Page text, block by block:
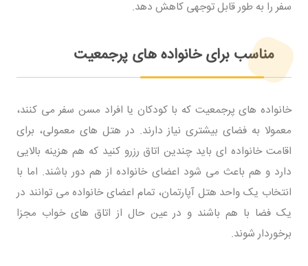
سفر را به طور قابل توجهی کاهش دهد.
مناسب برای خانواده های پرجمعیت
خانواده های پرجمعیت که با کودکان یا افراد مسن سفر می کنند،
معمولا به فضای بیشتری نیاز دارند. در هتل های معمولی، برای
اقامت خانواده ای باید چندین اتاق رزرو کنید که هم هزینه بالایی
دارد و هم باعث می شود اعضای خانواده از هم دور باشند. اما با
انتخاب یک واحد هتل آپارتمان، تمام اعضای خانواده می توانند در
یک فضا با هم باشند و در عین حال از اتاق های خواب مجزا
برخوردار شوند.